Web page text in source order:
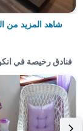
شاهد المزيد من
فنادق رخيصة في